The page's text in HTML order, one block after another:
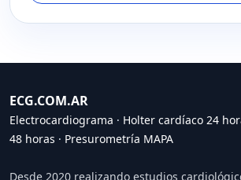
ECG.COM.AR
Electrocardiograma · Holter cardíaco 24
48 horas · Presurometría MAPA
Desde 2020 realizando estudios